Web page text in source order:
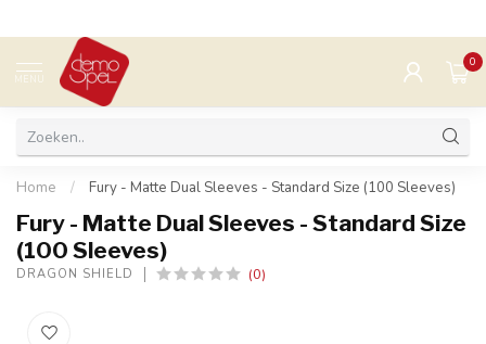
MENU
0
Home / Fury - Matte Dual Sleeves - Standard Size (100 Sleeves)
Fury - Matte Dual Sleeves - Standard Size
(100 Sleeves)
DRAGON SHIELD (0)